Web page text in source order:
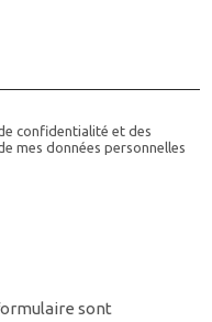
confidentialité et des
mes données personnelles
sont